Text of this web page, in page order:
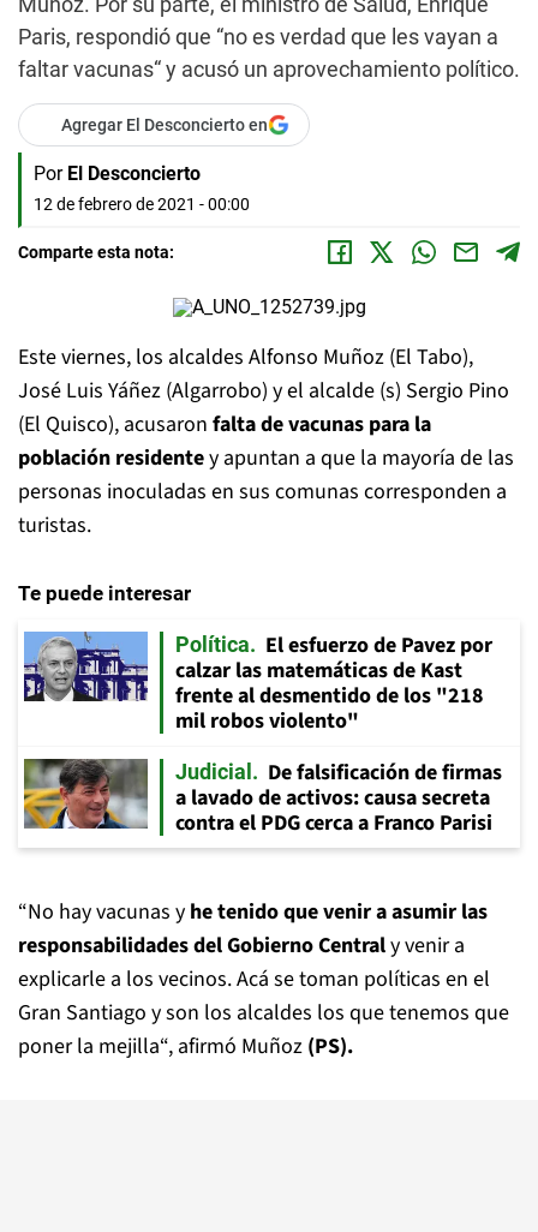
Paris, respondió que “no es verdad que les vayan a
faltar vacunas“ y acusó un aprovechamiento político.
Agregar El Desconcierto en
Por El Desconcierto
12 de febrero de 2021 - 00:00
Comparte esta nota:
Este viernes, los alcaldes Alfonso Muñoz (El Tabo),
José Luis Yáñez (Algarrobo) y el alcalde (s) Sergio Pino
(El Quisco), acusaron falta de vacunas para la
población residentey apuntan a que la mayoría de las
personas inoculadas en sus comunas corresponden a
turistas.
Te puede interesar
Política
El esfuerzo de Pavez por
calzar las matemáticas de Kast
frente al desmentido de los "218
mil robos violento"
Judicial
De falsificación de firmas
a lavado de activos: causa secreta
contra el PDG cerca a Franco Parisi
“No hay vacunas y he tenido que venir a asumir las
responsabilidades del Gobierno Centraly venir a
explicarle a los vecinos. Acá se toman políticas en el
Gran Santiago y son los alcaldes los que tenemos que
poner la mejilla“, afirmó Muñoz (PS).